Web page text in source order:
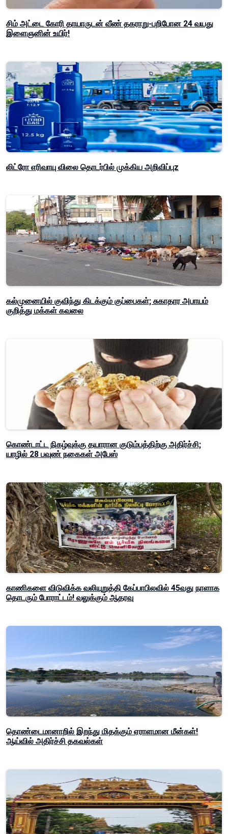
சிம் அட்டை கோரி தாயாருடன் வீண் தகராறு-பறிபோன 24 வயது
இளைஞனின் உயிர்!
லிட்ரோ எரிவாயு விலை தொடர்பில் முக்கிய அறிவிப்புz
கல்முனையில் குவிந்து கிடக்கும் குப்பைகள்; சுகாதார அபாயம்
குறித்து மக்கள் கவலை
கொண்டாட்ட நிகழ்வுக்கு தயாரான குடும்பத்திற்கு அதிர்ச்சி;
யாழில் 28 பவுண் நகைகள் அபேஸ்
காணிகளை விடுவிக்க வலியுறுத்தி கேப்பாபிலவில் 45வது நாளாக
தொடரும் போராட்டம்! வலுக்கும் ஆதரவு
தொண்டைமானாறில் இறந்து மிதக்கும் ஏராளமான மீன்கள்!
ஆய்வில் அதிர்ச்சி தகவல்கள்